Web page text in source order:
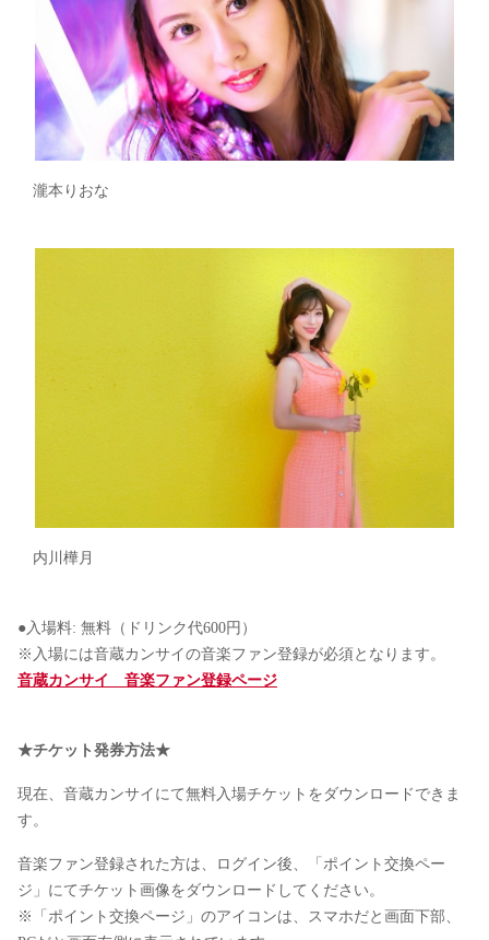
瀧本りおな
内川樺月
●入場料: 無料（ドリンク代600円）
※入場には音蔵カンサイの音楽ファン登録が必須となります。
音蔵カンサイ 音楽ファン登録ページ
★チケット発券方法★
現在、音蔵カンサイにて無料入場チケットをダウンロードできま
す。
音楽ファン登録された方は、ログイン後、「ポイント交換ペー
ジ」にてチケット画像をダウンロードしてください。
※「ポイント交換ページ」のアイコンは、スマホだと画面下部、